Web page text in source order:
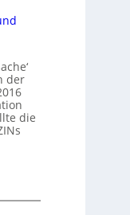
der
die